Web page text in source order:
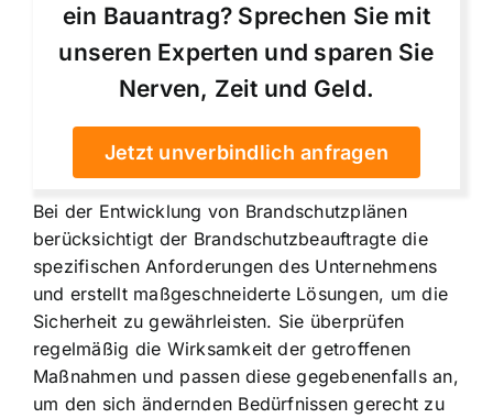
ein Bauantrag? Sprechen Sie mit
unseren Experten und sparen Sie
Nerven, Zeit und Geld.
Jetzt unverbindlich anfragen
Bei der Entwicklung von Brandschutzplänen
berücksichtigt der Brandschutzbeauftragte die
spezifischen Anforderungen des Unternehmens
und erstellt maßgeschneiderte Lösungen, um die
Sicherheit zu gewährleisten. Sie überprüfen
regelmäßig die Wirksamkeit der getroffenen
Maßnahmen und passen diese gegebenenfalls an,
um den sich ändernden Bedürfnissen gerecht zu